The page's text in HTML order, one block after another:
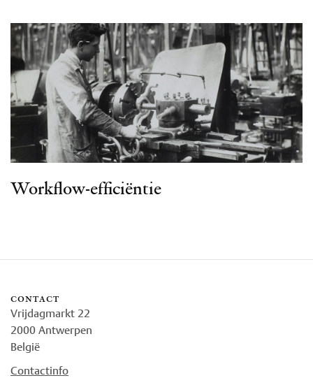
Workflow-efficiëntie
contact
Vrijdagmarkt 22
2000 Antwerpen
België
Contactinfo